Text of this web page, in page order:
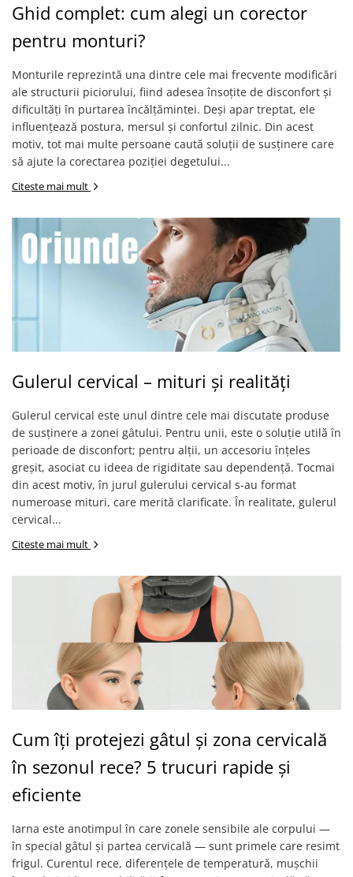
Ghid complet: cum alegi un corector
pentru monturi?
Monturile reprezintă una dintre cele mai frecvente modificări
ale structurii piciorului, fiind adesea însoțite de disconfort și
dificultăți în purtarea încălțămintei. Deși apar treptat, ele
influențează postura, mersul și confortul zilnic. Din acest
motiv, tot mai multe persoane caută soluții de susținere care
să ajute la corectarea poziției degetului...
Citeste mai mult
Gulerul cervical – mituri și realități
Gulerul cervical este unul dintre cele mai discutate produse
de susținere a zonei gâtului. Pentru unii, este o soluție utilă în
perioade de disconfort; pentru alții, un accesoriu înțeles
greșit, asociat cu ideea de rigiditate sau dependență. Tocmai
din acest motiv, în jurul gulerului cervical s-au format
numeroase mituri, care merită clarificate. În realitate, gulerul
cervical...
Citeste mai mult
Cum îți protejezi gâtul și zona cervicală
în sezonul rece? 5 trucuri rapide și
eficiente
Iarna este anotimpul în care zonele sensibile ale corpului —
în special gâtul și partea cervicală — sunt primele care resimt
frigul. Curentul rece, diferențele de temperatură, mușchii